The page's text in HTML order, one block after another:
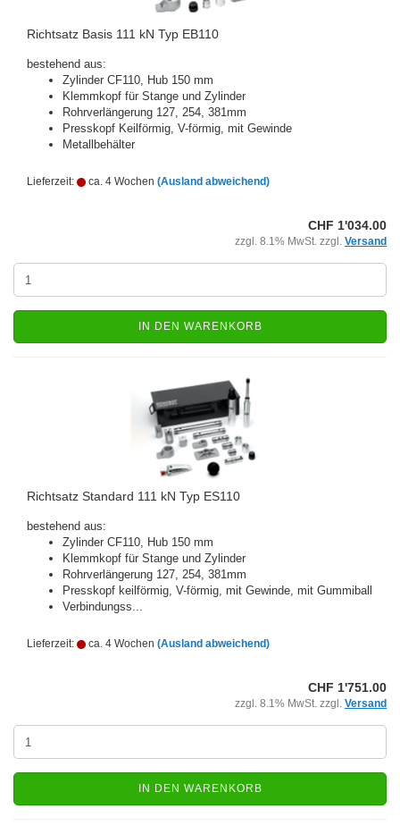
Richtsatz Basis 111 kN Typ EB110
bestehend aus:
Zylinder CF110, Hub 150 mm
Klemmkopf für Stange und Zylinder
Rohrverlängerung 127, 254, 381mm
Presskopf Keilförmig, V-förmig, mit Gewinde
Metallbehälter
Lieferzeit: ca. 4 Wochen (Ausland abweichend)
CHF 1'034.00
zzgl. 8.1% MwSt. zzgl. Versand
IN DEN WARENKORB
Richtsatz Standard 111 kN Typ ES110
bestehend aus:
Zylinder CF110, Hub 150 mm
Klemmkopf für Stange und Zylinder
Rohrverlängerung 127, 254, 381mm
Presskopf keilförmig, V-förmig, mit Gewinde, mit Gummiball
Verbindungss...
Lieferzeit: ca. 4 Wochen (Ausland abweichend)
CHF 1'751.00
zzgl. 8.1% MwSt. zzgl. Versand
IN DEN WARENKORB